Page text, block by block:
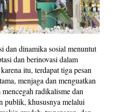
dan dinamika sosial menuntut
dan berinovasi dalam
itu, terdapat tiga pesan
menjaga dan menguatkan
radikalisme dan
publik, khususnya melalui